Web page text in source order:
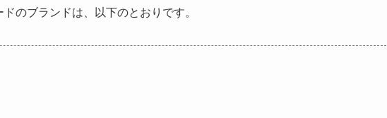
のブランドは、以下のとおりです。